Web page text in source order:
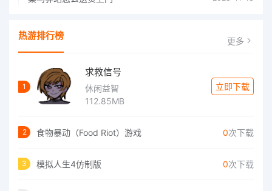
热游排行榜 更多
1
求救信号
休闲益智
112.85MB
立即下载
2 食物暴动（Food Riot）游戏 0次下载
3 模拟人生4仿制版 0次下载